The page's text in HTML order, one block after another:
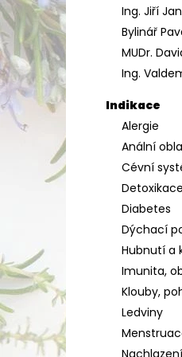
a
n
l
Ing. Jiří
Bylinář
MUDr.
Ing.
Indikace
Alergie
Anální
Cévní
Diabetes
Dýchací
Hubnutí a
Imunita,
Klouby,
Ledviny